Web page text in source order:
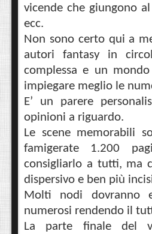
vicende che giungono
ecc.
Non sono certo qui a
autori fantasy in
complessa e un
impiegare meglio le
E’ un parere
opinioni a riguardo.
Le scene memorabili
famigerate 1.200
consigliarlo a tutti, ma
dispersivo e ben più
Molti nodi dovranno
numerosi rendendo il
La parte finale del